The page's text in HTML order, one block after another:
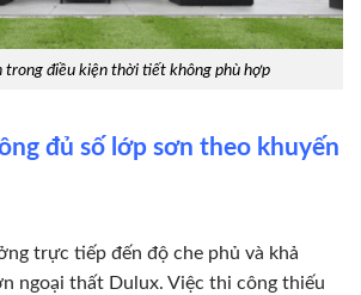
trong điều kiện thời tiết không phù hợp
đủ số lớp sơn theo khuyến
trực tiếp đến độ che phủ và khả
ngoại thất Dulux. Việc thi công thiếu